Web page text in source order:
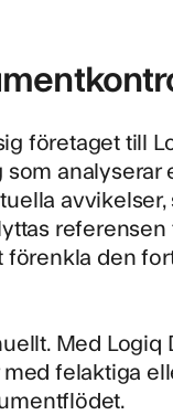
företaget till
som
förenkla den
Med
felaktiga